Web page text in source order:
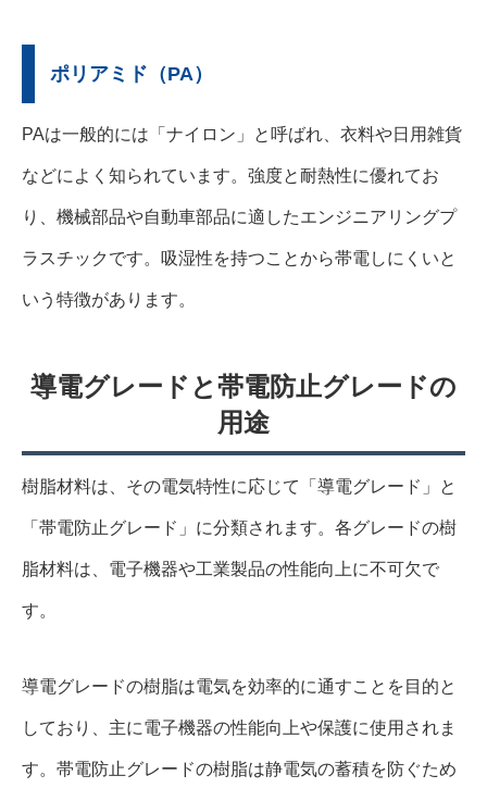
ポリアミド（PA）
PAは一般的には「ナイロン」と呼ばれ、衣料や日用雑貨
などによく知られています。強度と耐熱性に優れてお
り、機械部品や自動車部品に適したエンジニアリングプ
ラスチックです。吸湿性を持つことから帯電しにくいと
いう特徴があります。
導電グレードと帯電防止グレードの
用途
樹脂材料は、その電気特性に応じて「導電グレード」と
「帯電防止グレード」に分類されます。各グレードの樹
脂材料は、電子機器や工業製品の性能向上に不可欠で
す。
導電グレードの樹脂は電気を効率的に通すことを目的と
しており、主に電子機器の性能向上や保護に使用されま
す。帯電防止グレードの樹脂は静電気の蓄積を防ぐため